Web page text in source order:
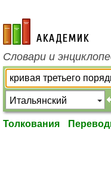
academic.ru
Словари и
Толкования